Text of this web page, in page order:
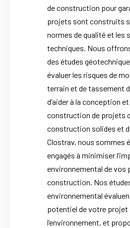
de construction pour
projets sont construits
normes de qualité et les
techniques. Nous
des études
évaluer les risques de
terrain et de tassement
d’aider à la conception et
construction de projets
construction solides et
Clostrav, nous sommes
engagés à minimiser
environnemental de vos
construction. Nos
environnemental
potentiel de votre projet
l’environnement, et